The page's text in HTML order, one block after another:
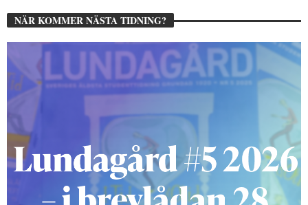
NÄR KOMMER NÄSTA TIDNING?